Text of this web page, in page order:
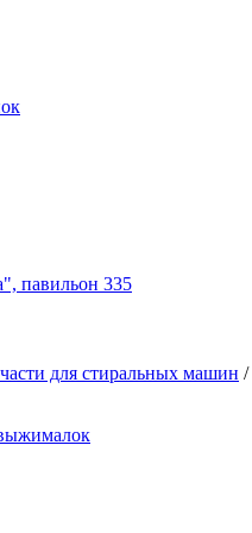
павильон 335
для стиральных машин /